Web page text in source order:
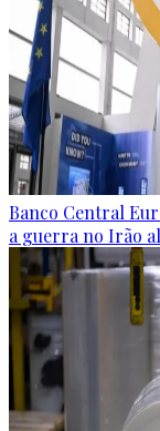
Banco Central
a guerra no Irão